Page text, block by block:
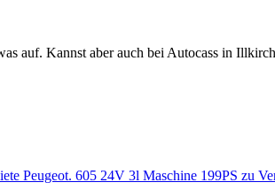
auf. Kannst aber auch bei Autocass in
Peugeot. 605 24V 3l Maschine 199PS zu